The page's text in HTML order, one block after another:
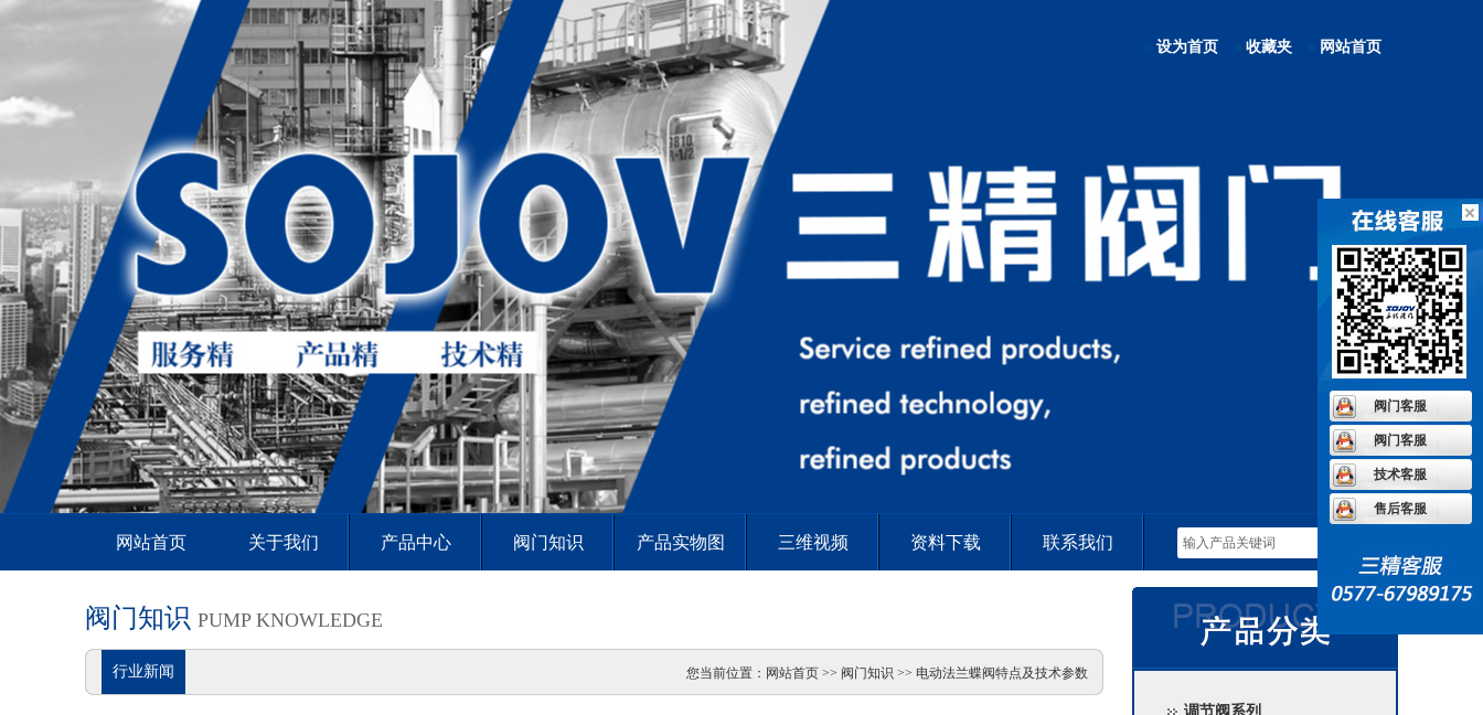
阀门客服
阀门客服
技术客服
售后客服
网站首页
收藏夹
设为首页
网站首页 关于我们 产品中心 阀门知识 产品实物图 三维视频 资料下载 联系我们
阀门知识 PUMP KNOWLEDGE
行业新闻 您当前位置： 网站首页 >> 阀门知识 >> 电动法兰蝶阀特点及技术参数
调节阀系列